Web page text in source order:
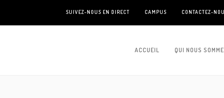
SUIVEZ-NOUS EN DIRECT CAMPUS CONTACTEZ-
ACCUEIL QUI NOUS